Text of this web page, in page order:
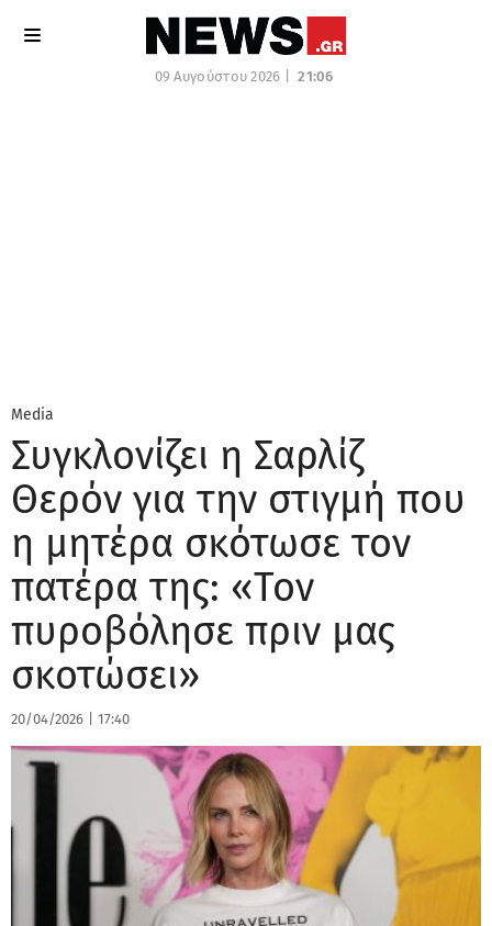
09 Αυγούστου 2026 | 21:06
Media
Συγκλονίζει η Σαρλίζ
Θερόν για την στιγμή που
η μητέρα σκότωσε τον
πατέρα της: «Τον
πυροβόλησε πριν μας
σκοτώσει»
20/04/2026 17:40